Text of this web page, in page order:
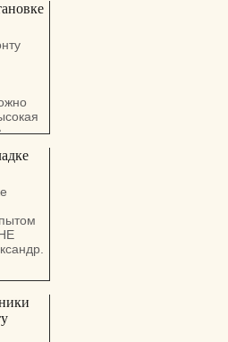
от 3-6
Ган,
☎️
с